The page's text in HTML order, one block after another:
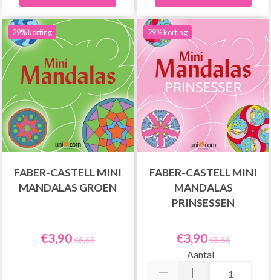
29% korting
FABER-CASTELL MINI
MANDALAS GROEN
€3,90€5,55
29% korting
FABER-CASTELL MINI
MANDALAS
PRINSESSEN
€3,90€5,55
Aantal